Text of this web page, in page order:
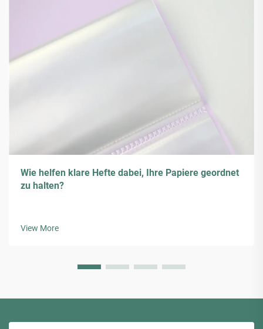
Wie helfen klare Hefte dabei, Ihre Papiere geordnet
zu halten?
View More